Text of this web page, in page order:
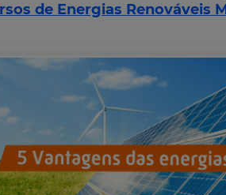
de Energias Renováveis